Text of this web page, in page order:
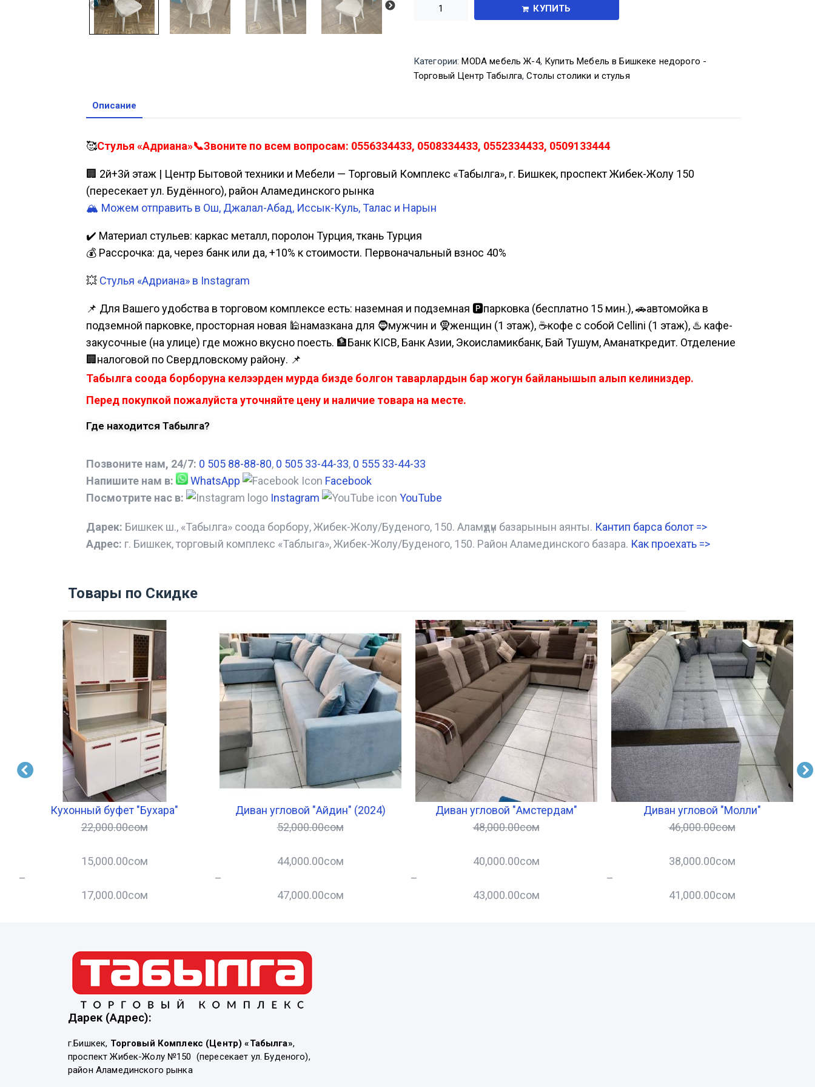
КУПИТЬ
Категории: MODA мебель Ж-4, Купить Мебель в Бишкеке недорого -
Торговый Центр Табылга,Столы столики и стулья
Описание
🥰Стулья «Адриана»📞Звоните по всем вопросам: 0556334433, 0508334433, 0552334433, 0509133444
🏢 2й+3й этаж | Центр Бытовой техники и Мебели — Торговый Комплекс «Табылга», г. Бишкек, проспект Жибек-Жолу 150
(пересекает ул. Будённого), район Аламединского рынка
🏔️ Можем отправить в Ош, Джалал-Абад, Иссык-Куль, Талас и Нарын
✔️ Материал стульев: каркас металл, поролон Турция, ткань Турция
💰 Рассрочка: да, через банк или да, +10% к стоимости. Первоначальный взнос 40%
💥 Стулья «Адриана» в Instagram
📌 Для Вашего удобства в торговом комплексе есть: наземная и подземная 🅿парковка (бесплатно 15 мин.), 🚗автомойка в
подземной парковке, просторная новая 🕌намазкана для 🧔мужчин и 🧕женщин (1 этаж), ☕кофе с собой Cellini (1 этаж), ♨️ кафе-
закусочные (на улице) где можно вкусно поесть. 🏦Банк KICB, Банк Азии, Экоисламикбанк, Бай Тушум, Аманаткредит. Отделение
🏢налоговой по Свердловскому району. 📌
Табылга соода борборуна келээрден мурда бизде болгон таварлардын бар жогун байланышып алып келиниздер.
Перед покупкой пожалуйста уточняйте цену и наличие товара на месте.
Где находится Табылга?
Позвоните нам, 24/7: 0 505 88-88-80, 0 505 33-44-33, 0 555 33-44-33
Напишите нам в:
WhatsApp
Facebook
Посмотрите нас в:
Instagram YouTube
Дарек: Бишкек ш., «Табылга» соода борбору, Жибек-Жолу/Буденого, 150. Аламүдүн базарынын аянты. Кантип барса болот =>
Адрес: г. Бишкек, торговый комплекс «Таблыга», Жибек-Жолу/Буденого, 150. Район Аламединского базара. Как проехать =>
Товары по Скидке
Кухонный буфет "Бухара"
22,000.00сом
15,000.00сом
–
17,000.00сом
Диван угловой "Айдин" (2024)
52,000.00сом
44,000.00сом
–
47,000.00сом
Диван угловой "Амстердам"
48,000.00сом
40,000.00сом
–
43,000.00сом
Диван угловой "Молли"
46,000.00сом
38,000.00сом
–
41,000.00сом
Дарек (Адрес):
г.Бишкек, Торговый Комплекс (Центр) «Табылга»,
проспект Жибек-Жолу №150 (пересекает ул. Буденого),
район Аламединского рынка